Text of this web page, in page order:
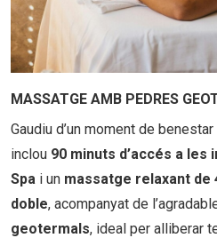
MASSATGE AMB PEDRES
Gaudiu d’un moment de
inclou 90 minuts d’accés a les
Spa i un massatge relaxant de
doble, acompanyat de
geotermals, ideal per alliberar